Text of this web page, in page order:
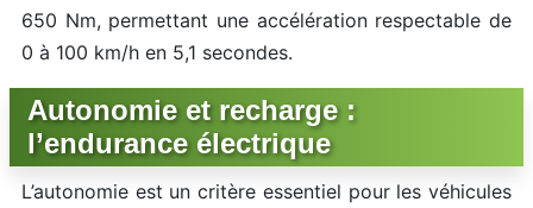
650 Nm, permettant une accélération respectable de
0 à 100 km/h en 5,1 secondes.
Autonomie et recharge :
l’endurance électrique
L’autonomie est un critère essentiel pour les véhicules